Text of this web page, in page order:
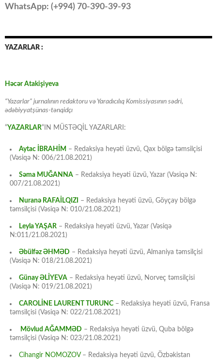
WhatsApp: (+994) 70-390-39-93
YAZARLAR :
Həcər Atakişiyeva
“Yazarlar” jurnalının redaktoru və Yaradıcılıq Komissiyasının sədri,
ədəbiyyatşünas-tənqidçı
“YAZARLAR“IN MÜSTƏQİL YAZARLARI:
Aytac İBRAHİM – Redaksiya heyəti üzvü, Qax bölgə təmsilçisi
(Vəsiqə N: 006/21.08.2021)
Səma MUĞANNA – Redaksiya heyəti üzvü, Yazar (Vəsiqə N:
007/21.08.2021)
Nuranə RAFAİLQIZI
– Redaksiya heyəti üzvü, Göyçay bölgə
təmsilçisi (Vəsiqə N: 010/21.08.2021)
Leyla YAŞAR – Redaksiya heyəti üzvü, Yazar (Vəsiqə
N:011/21.08.2021)
Əbülfəz ƏHMƏD – Redaksiya heyəti üzvü, Almaniya təmsilçisi
(Vəsiqə N: 018/21.08.2021)
Günay ƏLİYEVA – Redaksiya heyəti üzvü, Norveç təmsilçisi
(Vəsiqə N: 019/21.08.2021)
CAROLİNE LAURENT TURUNC – Redaksiya heyəti üzvü, Fransa
təmsilçisi (Vəsiqə N: 022/21.08.2021)
Mövlud AĞAMMƏD – Redaksiya heyəti üzvü, Quba bölgə
təmsilçisi (Vəsiqə N: 023/21.08.2021)
Cihangir NOMOZOV– Redaksiya heyəti üzvü, Özbəkistan